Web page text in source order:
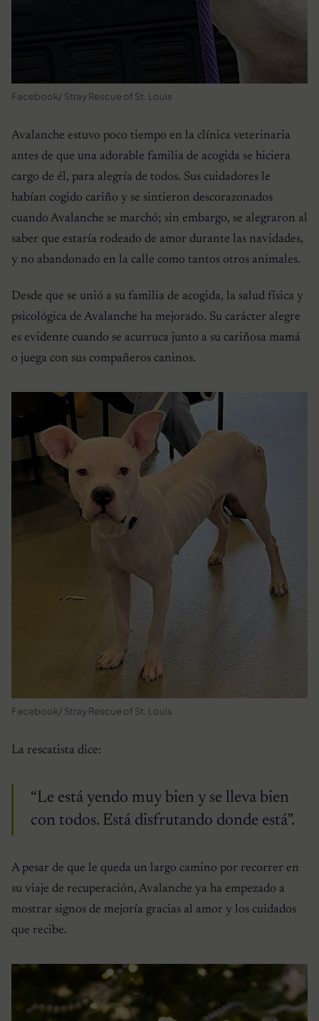
Facebook/ Stray Rescue of St. Louis
Avalanche estuvo poco tiempo en la clínica veterinaria
antes de que una adorable familia de acogida se hiciera
cargo de él, para alegría de todos. Sus cuidadores le
habían cogido cariño y se sintieron descorazonados
cuando Avalanche se marchó; sin embargo, se alegraron al
saber que estaría rodeado de amor durante las navidades,
y no abandonado en la calle como tantos otros animales.
Desde que se unió a su familia de acogida, la salud física y
psicológica de Avalanche ha mejorado. Su carácter alegre
es evidente cuando se acurruca junto a su cariñosa mamá
o juega con sus compañeros caninos.
Facebook/ Stray Rescue of St. Louis
La rescatista dice:
“Le está yendo muy bien y se lleva bien
con todos. Está disfrutando donde está”.
A pesar de que le queda un largo camino por recorrer en
su viaje de recuperación, Avalanche ya ha empezado a
mostrar signos de mejoría gracias al amor y los cuidados
que recibe.